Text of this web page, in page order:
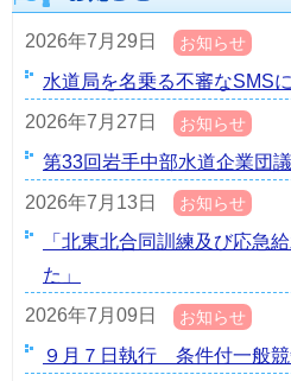
2026年7月29日 お知らせ
水道局を名乗る不審なSMS
2026年7月27日
お知らせ
第33回岩手中部水道企業団
2026年7月13日
お知らせ
「北東北合同訓練及び応急
た」
2026年7月09日
お知らせ
９月７日執行 条件付一般